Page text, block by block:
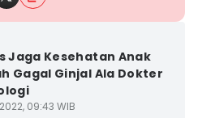
Jaga Kesehatan Anak
Gagal Ginjal Ala Dokter
09:43 WIB